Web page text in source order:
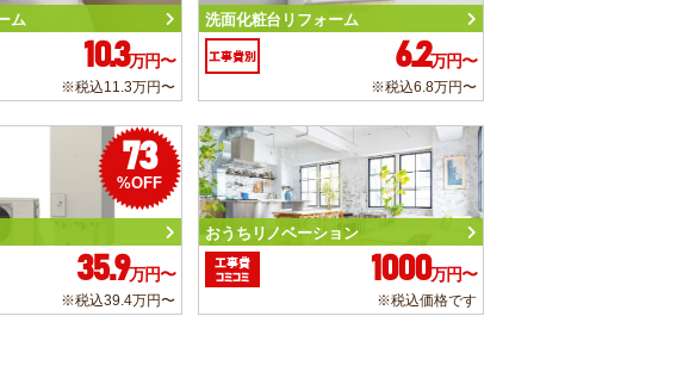
ム
10.3万円〜
※税込11.3万円〜
洗面化粧台リフォーム
工事費別 6.2万円〜
※税込6.8万円〜
73
%OFF
35.9万円〜
※税込39.4万円〜
おうちリノベーション
工事費
コミコミ
1000万円〜
※税込価格です